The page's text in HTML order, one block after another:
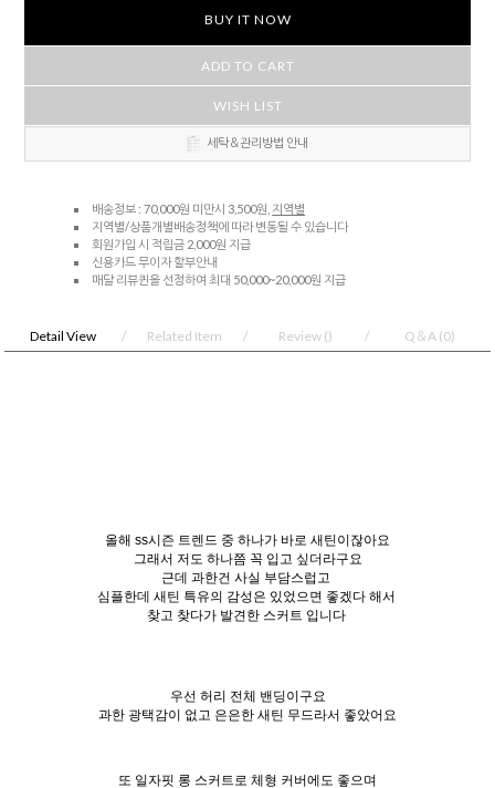
BUY IT NOW
ADD TO CART
WISH LIST
세탁＆관리방법 안내
배송정보 : 70,000원 미만시 3,500원, 지역별
지역별/상품개별배송정책에 따라 변동될 수 있습니다
회원가입 시 적립금 2,000원 지급
신용카드 무이자 할부안내
매달 리뷰퀸을 선정하여 최대 50,000~20,000원 지급
Detail View Related Item Review () Q＆A (0)
올해 ss시즌 트렌드 중 하나가 바로 새틴이잖아요
그래서 저도 하나쯤 꼭 입고 싶더라구요
근데 과한건 사실 부담스럽고
심플한데 새틴 특유의 감성은 있었으면 좋겠다 해서
찾고 찾다가 발견한 스커트 입니다
우선 허리 전체 밴딩이구요
과한 광택감이 없고 은은한 새틴 무드라서 좋았어요
또 일자핏 롱 스커트로 체형 커버에도 좋으며